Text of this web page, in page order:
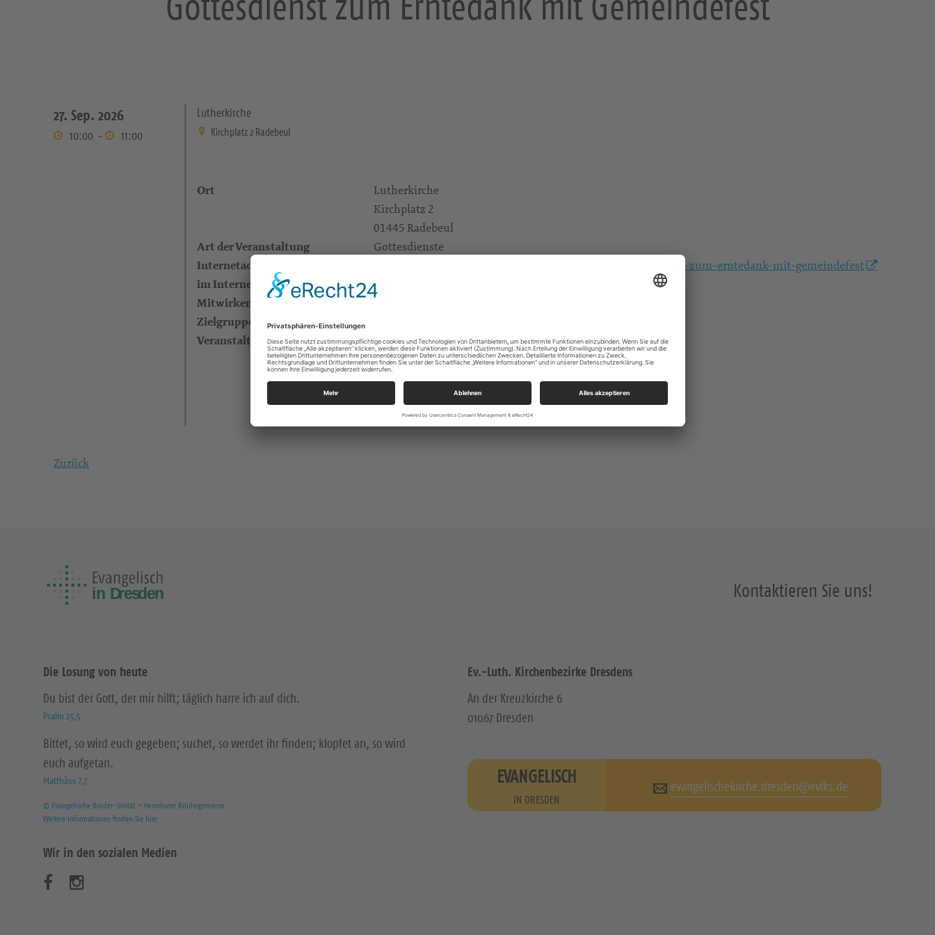
27. Sep. 2026
10:00 - 11:00
Lutherkirche
Kirchplatz 2 Radebeul
Ort
Lutherkirche
Kirchplatz 2
01445 Radebeul
Art der Veranstaltung Gottesdienste
Internetadresse (eigene Infos
im Internet)
https://landing.churchdesk.com/de/e/35035227/gottesdienst-zum-erntedank-mit-gemeindefest
Mitwirkende Pfarrerin Anja Funke
Zielgruppe
Veranstalter KSP in der Lößnitz
Altkötzschenbroda 40
01445 Radebeul
kg.radebeul_luther@evlks.de
https://loessnitz-kirchspiel.de/
Zurück
Kontaktieren Sie uns!
Die Losung von heute
Du bist der Gott, der mir hilft; täglich harre ich auf dich.
Psalm 25,5
Bittet, so wird euch gegeben; suchet, so werdet ihr finden; klopfet an, so wird
euch aufgetan.
Matthäus 7,7
© Evangelische Brüder-Unität – Herrnhuter Brüdergemeine
Weitere Informationen finden Sie hier
Wir in den sozialen Medien
Ev.-Luth. Kirchenbezirke Dresdens
An der Kreuzkirche 6
01067 Dresden
EVANGELISCH
IN DRESDEN
evangelischekirche.dresden@evlks.de